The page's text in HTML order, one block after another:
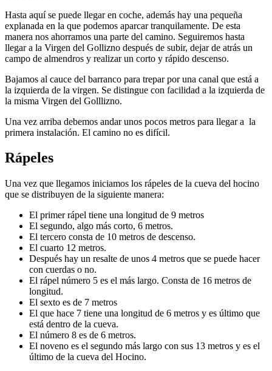
Hasta aquí se puede llegar en coche, además hay una pequeña
explanada en la que podemos aparcar tranquilamente. De esta
manera nos ahorramos una parte del camino. Seguiremos hasta
llegar a la Virgen del Gollizno después de subir, dejar de atrás un
campo de almendros y realizar un corto y rápido descenso.
Bajamos al cauce del barranco para trepar por una canal que está a
la izquierda de la virgen. Se distingue con facilidad a la izquierda de
la misma Virgen del Golllizno.
Una vez arriba debemos andar unos pocos metros para llegar a la
primera instalación. El camino no es difícil.
Rápeles
Una vez que llegamos iniciamos los rápeles de la cueva del hocino
que se distribuyen de la siguiente manera:
El primer rápel tiene una longitud de 9 metros
El segundo, algo más corto, 6 metros.
El tercero consta de 10 metros de descenso.
El cuarto 12 metros.
Después hay un resalte de unos 4 metros que se puede hacer
con cuerdas o no.
El rápel número 5 es el más largo. Consta de 16 metros de
longitud.
El sexto es de 7 metros
El que hace 7 tiene una longitud de 6 metros y es último que
está dentro de la cueva.
El número 8 es de 6 metros.
El noveno es el segundo más largo con sus 13 metros y es el
último de la cueva del Hocino.